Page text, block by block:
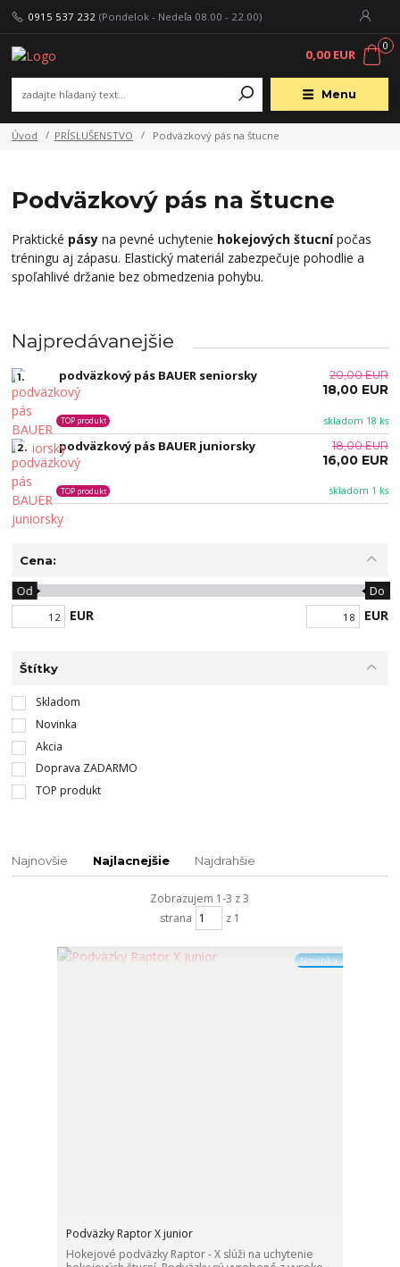
Menu
0915 537 232 (Pondelok - Nedeľa 08.00 - 22.00)
0
0,00 EUR
Úvod PRÍSLUŠENSTVO Podväzkový pás na štucne
Podväzkový pás na štucne
Praktické pásy na pevné uchytenie hokejových štucnípočas
tréningu aj zápasu. Elastický materiál zabezpečuje pohodlie a
spoľahlivé držanie bez obmedzenia pohybu.
Najpredávanejšie
1. podväzkový pás BAUER seniorsky
skladom 18 ks
TOP produkt
20,00 EUR
18,00 EUR
2. podväzkový pás BAUER juniorsky
skladom 1 ks
TOP produkt
18,00 EUR
16,00 EUR
Cena:
EUR
Od Do
EUR
Štítky
Skladom
Novinka
Akcia
Doprava ZADARMO
TOP produkt
Najnovšie Najlacnejšie Najdrahšie
Zobrazujem 1-3 z 3
strana
z 1
Novinka
Podväzky Raptor X junior
Hokejové podväzky Raptor - X slúži na uchytenie